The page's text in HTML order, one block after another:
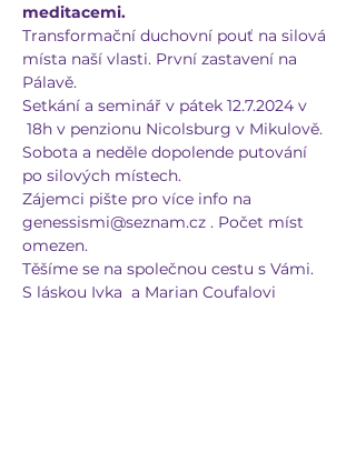
meditacemi.
Transformační duchovní pouť na silová
místa naší vlasti. První zastavení na
Pálavě.
Setkání a seminář v pátek 12.7.2024 v
18h v penzionu Nicolsburg v Mikulově.
Sobota a neděle dopolende putování
po silových místech.
Zájemci pište pro více info na
genessismi@seznam.cz . Počet míst
omezen.
Těšíme se na společnou cestu s Vámi.
S láskou Ivka  a Marian Coufalovi